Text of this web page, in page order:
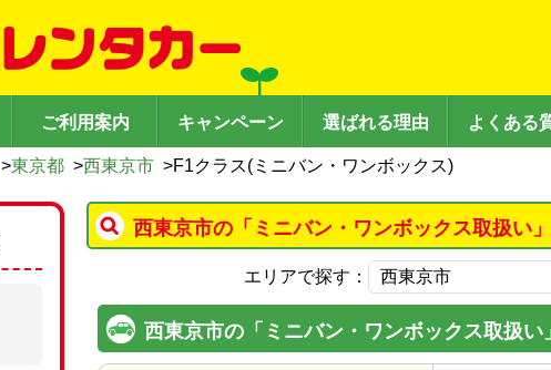
ご利用案内 キャンペーン 選ばれる理由 よくある
>東京都 >西東京市 >F1クラス(ミニバン・ワンボックス)
西東京市の「ミニバン・ワンボックス取扱い
エリアで探す：
西東京市の「ミニバン・ワンボックス取扱